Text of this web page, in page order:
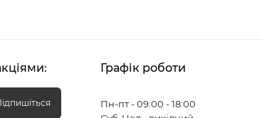
Графік роботи
Пн-пт - 09:00 - 18:00